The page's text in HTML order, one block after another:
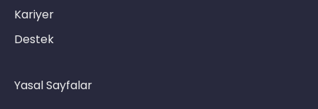
Kariyer
Destek
Yasal Sayfalar